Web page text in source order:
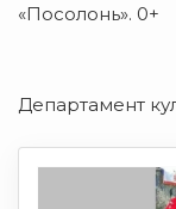
«Посолонь». 0+
Департамент